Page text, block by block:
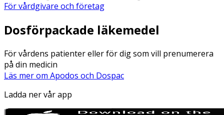
För vårdgivare och företag
Dosförpackade läkemedel
För vårdens patienter eller för dig som vill prenumerera
på din medicin
Läs mer om Apodos och Dospac
Ladda ner vår app